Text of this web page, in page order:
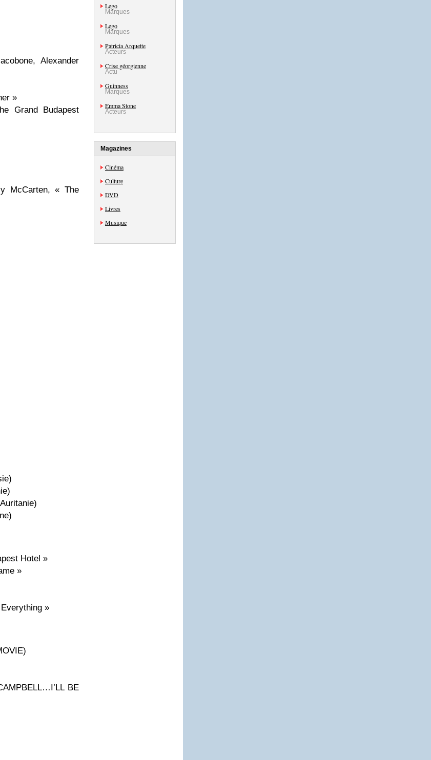
Alexander
»
Grand Budapest
McCarten, « The
Hotel »
»
»
BE
Lego
Marques
Lego
Marques
Patricia Arquette
Acteurs
Crise géorgienne
Actu
Guinness
Marques
Emma Stone
Acteurs
Magazines
Cinéma
Culture
DVD
Livres
Musique